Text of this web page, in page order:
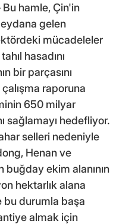
hamle, Çin'in
gelen
mücadeleler
hasadını
bir parçasını
raporuna
650 milyar
sağlamayı hedefliyor.
selleri nedeniyle
Henan ve
ekim alanının
hektarlık alana
durumla başa
almak için